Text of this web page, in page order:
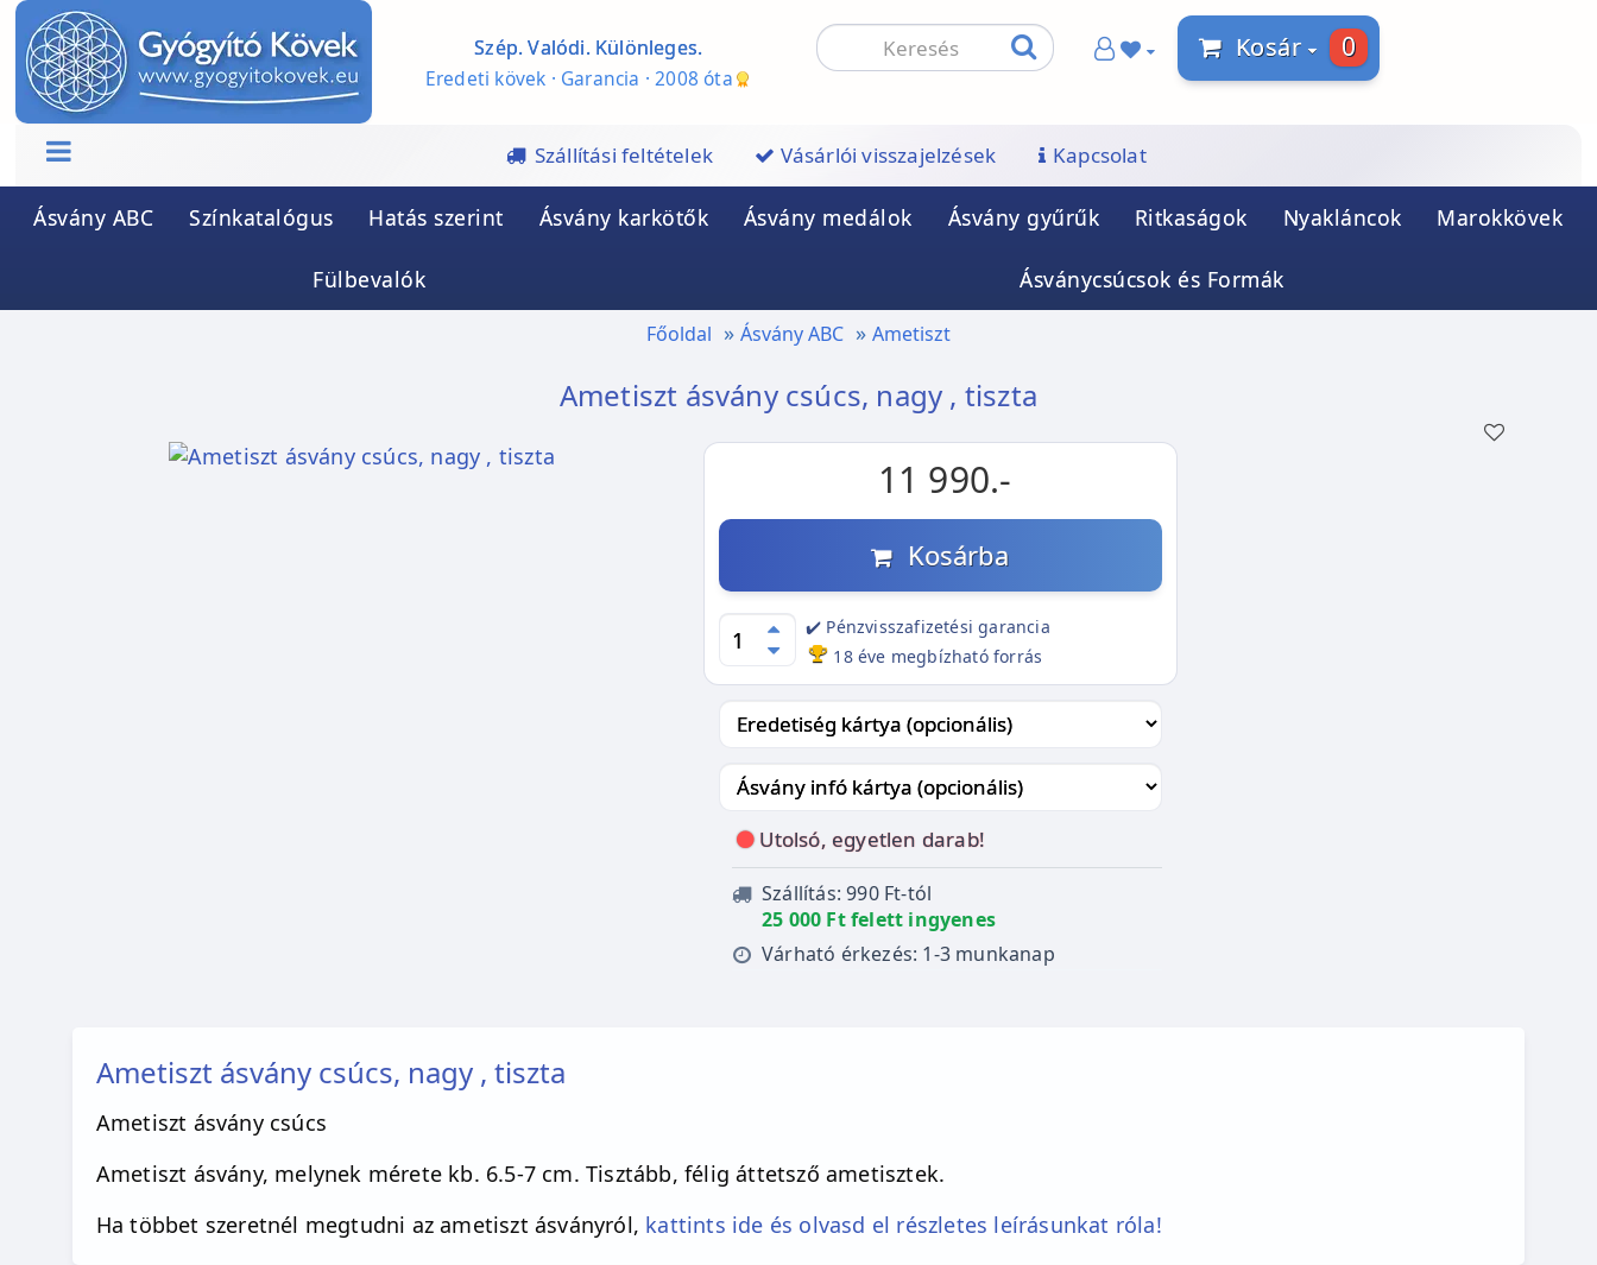
Szép. Valódi. Különleges.
Eredeti kövek · Garancia · 2008 óta
Kosár 0
Szállítási feltételek Vásárlói visszajelzések Kapcsolat
Ásvány ABC Színkatalógus Hatás szerint Ásvány karkötők Ásvány medálok Ásvány gyűrűk Ritkaságok Nyakláncok Marokkövek
Fülbevalók Ásványcsúcsok és Formák
Főoldal Ásvány ABC Ametiszt
Ametiszt ásvány csúcs, nagy , tiszta
11 990.-
Kosárba
✔️ Pénzvisszafizetési garancia
18 éve megbízható forrás
Utolsó, egyetlen darab!
Szállítás: 990 Ft-tól
25 000 Ft felett ingyenes
Várható érkezés: 1-3 munkanap
Ametiszt ásvány csúcs, nagy , tiszta
Ametiszt ásvány csúcs
Ametiszt ásvány, melynek mérete kb. 6.5-7 cm. Tisztább, félig áttetsző ametisztek.
Ha többet szeretnél megtudni az ametiszt ásványról, kattints ide és olvasd el részletes leírásunkat róla!